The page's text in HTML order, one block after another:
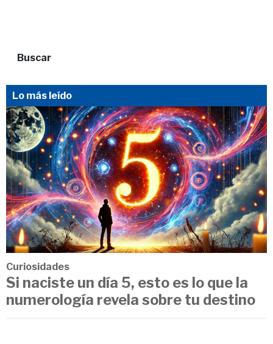
Buscar
Lo más leído
Curiosidades
Si naciste un día 5, esto es lo que la
numerología revela sobre tu destino